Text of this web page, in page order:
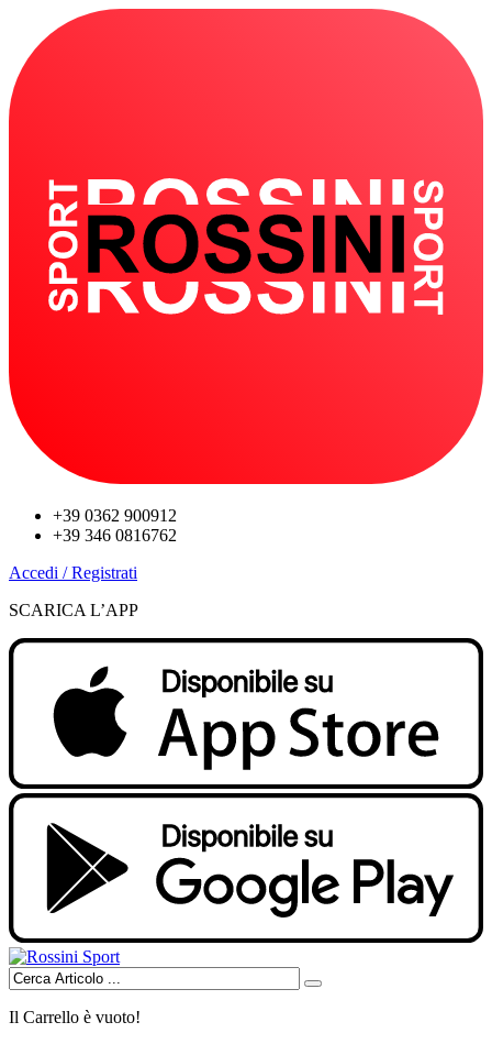
+39 0362 900912
+39 346 0816762
Accedi / Registrati
SCARICA L’APP
Il Carrello è vuoto!